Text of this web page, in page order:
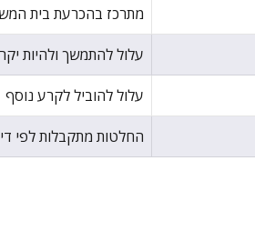
מתרכז בהכרעת בית
עלול להתמשך ולהיות יקר
עלול להוביל לקרע נוסף
החלטות מתקבלות לפי